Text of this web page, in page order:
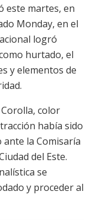
este martes, en
Monday, en el
logró
hurtado, el
y elementos de
color
había sido
ante la Comisaría
del Este.
se
y proceder al